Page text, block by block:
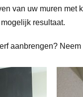
van uw muren
resultaat.
aanbrengen? Neem